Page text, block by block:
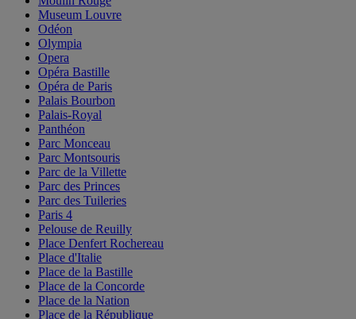
Museum Louvre
Odéon
Olympia
Opera
Opéra Bastille
Opéra de Paris
Palais Bourbon
Palais-Royal
Panthéon
Parc Monceau
Parc Montsouris
Parc de la Villette
Parc des Princes
Parc des Tuileries
Paris 4
Pelouse de Reuilly
Place Denfert Rochereau
Place d'Italie
Place de la Bastille
Place de la Concorde
Place de la Nation
Place de la République